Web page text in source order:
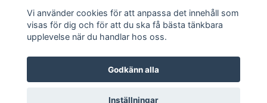
Vi använder cookies för att anpassa det innehåll som
visas för dig och för att du ska få bästa tänkbara
upplevelse när du handlar hos oss.
Godkänn alla
Inställningar